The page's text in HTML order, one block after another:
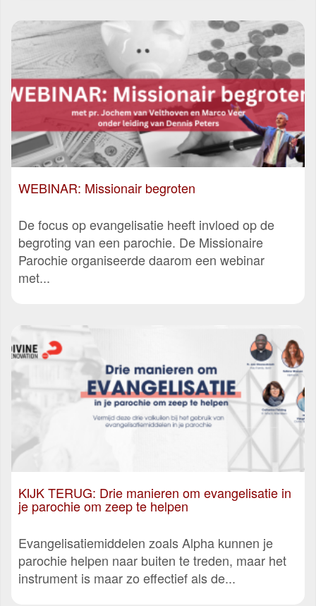
WEBINAR: Missionair begroten
De focus op evangelisatie heeft invloed op de
begroting van een parochie. De Missionaire
Parochie organiseerde daarom een webinar
met...
KIJK TERUG: Drie manieren om evangelisatie in
je parochie om zeep te helpen
Evangelisatiemiddelen zoals Alpha kunnen je
parochie helpen naar buiten te treden, maar het
instrument is maar zo effectief als de...